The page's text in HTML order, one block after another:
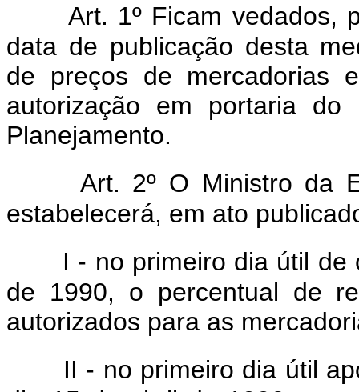
Art. 1º Ficam vedados,
data de publicação desta
de preços de mercadorias
autorização em portaria
Planejamento.
Art. 2º O Ministro da
estabelecerá, em ato
I - no primeiro dia útil de
de 1990, o percentual de
autorizados para as
II - no primeiro dia útil